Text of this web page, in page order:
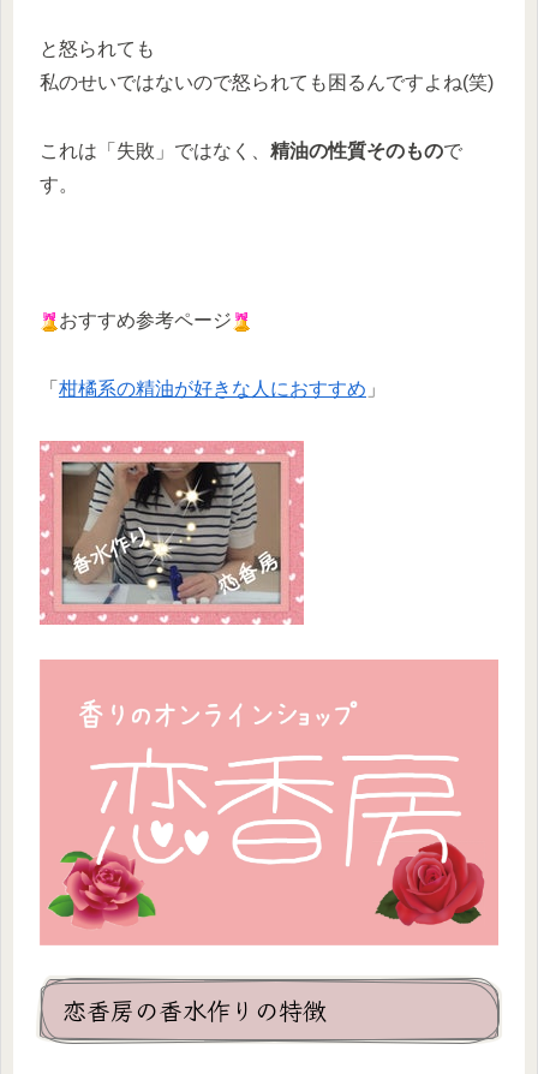
と怒られても
私のせいではないので怒られても困るんですよね(笑)
これは「失敗」ではなく、 精油の性質そのもので
す。
おすすめ参考ページ
「 柑橘系の精油が好きな人におすすめ 」
恋香房の香水作りの特徴